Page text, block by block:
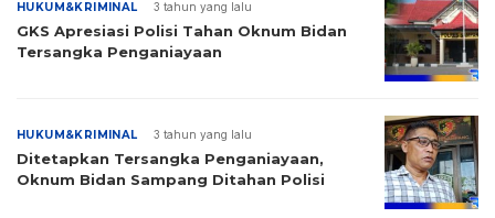
HUKUM&KRIMINAL 3 tahun yang lalu
GKS Apresiasi Polisi Tahan Oknum Bidan
Tersangka Penganiayaan
HUKUM&KRIMINAL 3 tahun yang lalu
Ditetapkan Tersangka Penganiayaan,
Oknum Bidan Sampang Ditahan Polisi